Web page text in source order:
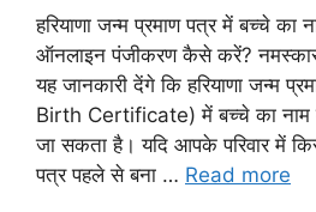
हरियाणा जन्म प्रमाण पत्र में बच्चे का
ऑनलाइन पंजीकरण कैसे करें?
यह जानकारी देंगे कि हरियाणा जन्म
Birth Certificate) में बच्चे का नाम
जा सकता है। यदि आपके परिवार में
पत्र पहले से बना … Read more